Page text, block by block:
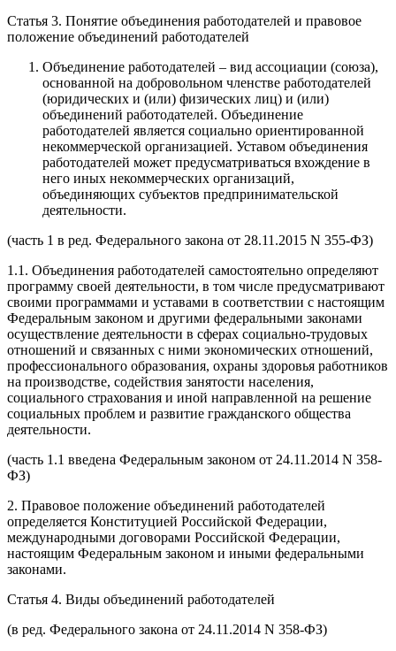
Статья 3. Понятие объединения работодателей и правовое
положение объединений работодателей
Объединение работодателей – вид ассоциации (союза),
основанной на добровольном членстве работодателей
(юридических и (или) физических лиц) и (или)
объединений работодателей. Объединение
работодателей является социально ориентированной
некоммерческой организацией. Уставом объединения
работодателей может предусматриваться вхождение в
него иных некоммерческих организаций,
объединяющих субъектов предпринимательской
деятельности.
(часть 1 в ред. Федерального закона от 28.11.2015 N 355-ФЗ)
1.1. Объединения работодателей самостоятельно определяют
программу своей деятельности, в том числе предусматривают
своими программами и уставами в соответствии с настоящим
Федеральным законом и другими федеральными законами
осуществление деятельности в сферах социально-трудовых
отношений и связанных с ними экономических отношений,
профессионального образования, охраны здоровья работников
на производстве, содействия занятости населения,
социального страхования и иной направленной на решение
социальных проблем и развитие гражданского общества
деятельности.
(часть 1.1 введена Федеральным законом от 24.11.2014 N 358-
ФЗ)
2. Правовое положение объединений работодателей
определяется Конституцией Российской Федерации,
международными договорами Российской Федерации,
настоящим Федеральным законом и иными федеральными
законами.
Статья 4. Виды объединений работодателей
(в ред. Федерального закона от 24.11.2014 N 358-ФЗ)